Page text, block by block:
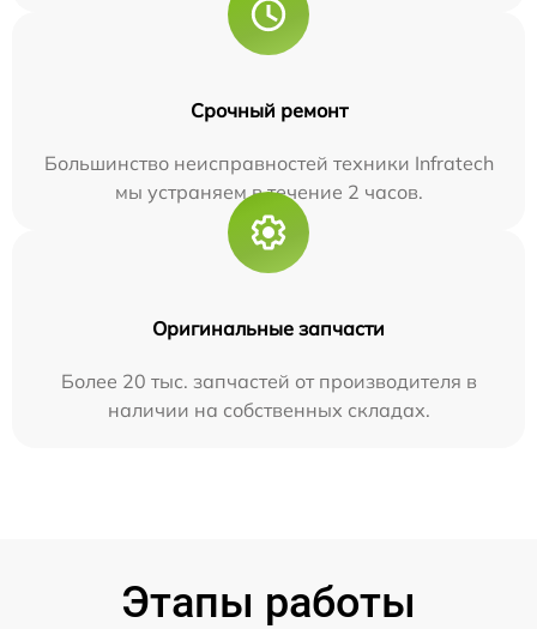
Срочный ремонт
Большинство неисправностей техники Infratech
мы устраняем в течение 2 часов.
Оригинальные запчасти
Более 20 тыс. запчастей от производителя в
наличии на собственных складах.
Этапы работы